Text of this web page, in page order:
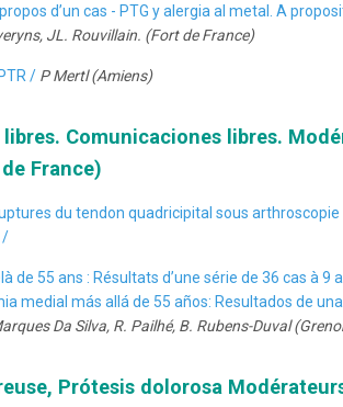
d’un cas - PTG y alergia al metal. A
JL. Rouvillain. (Fort de France)
/ P Mertl (Amiens)
Comunicaciones libres.
France)
du tendon quadricipital sous
/
de 55 ans : Résultats d’une série de 36 cas à 9
medial más allá de 55 años: Resultados de
Da Silva, R. Pailhé, B. Rubens-Duval
Prótesis dolorosa